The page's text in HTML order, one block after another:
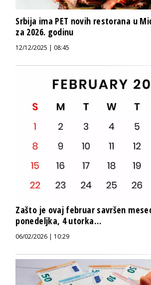
Srbija ima PET novih restorana u
za 2026. godinu
12/12/2025 | 08:45
Zašto je ovaj februar savršen
ponedeljka, 4 utorka…
06/02/2026 | 10:29